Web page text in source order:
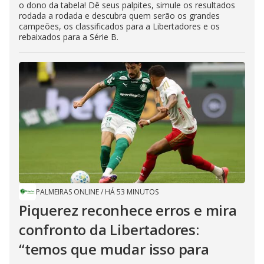
o dono da tabela! Dê seus palpites, simule os resultados
rodada a rodada e descubra quem serão os grandes
campeões, os classificados para a Libertadores e os
rebaixados para a Série B.
PALMEIRAS ONLINE/ HÁ 53 MINUTOS
Piquerez reconhece erros e mira
confronto da Libertadores:
“temos que mudar isso para